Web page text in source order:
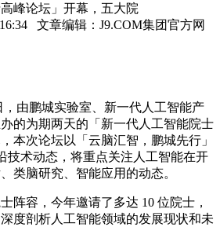
峰论坛」开幕，五大院
文章编辑：J9.COM集团官方网
由鹏城实验室、新一代人工智能产
的为期两天的「新一代人工智能院士
本次论坛以「云脑汇智，鹏城先行」
技术动态，将重点关注人工智能在开
类脑研究、智能应用的动态。
容，今年邀请了多达 10 位院士，
度剖析人工智能领域的发展现状和未